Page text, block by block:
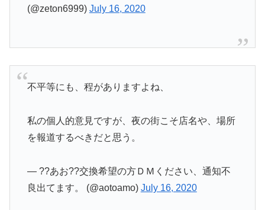
(@zeton6999) July 16, 2020
不平等にも、程がありますよね、
私の個人的意見ですが、夜の街こそ店名や、場所
を報道するべきだと思う。
— ??あお??交換希望の方ＤＭください、通知不
良出てます。 (@aotoamo) July 16, 2020